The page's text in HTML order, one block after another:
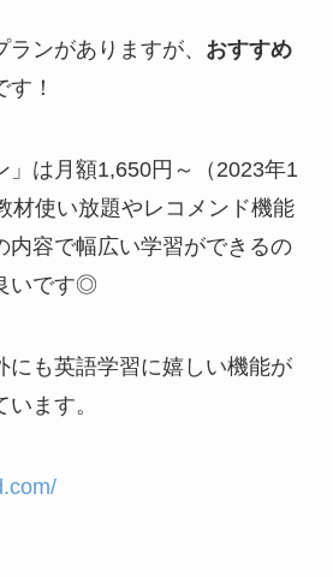
ンがありますが、 おすすめ
す！
」は月額1,650円～（2023年1
材使い放題やレコメンド機能
内容で幅広い学習ができるの
いです◎
にも英語学習に嬉しい機能が
ます。